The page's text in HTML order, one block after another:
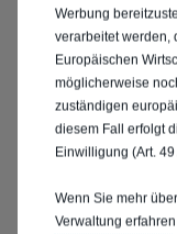
Werbung
verarbeitet werden,
Europäischen
möglicherweise
zuständigen
diesem Fall erfolgt
Einwilligung (Art.
Wenn Sie mehr
Verwaltung